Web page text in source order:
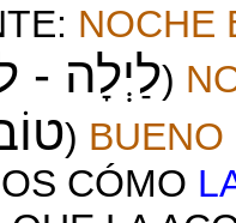
NOCHE
לַיְלָה -)
) BUENO
CÓMO